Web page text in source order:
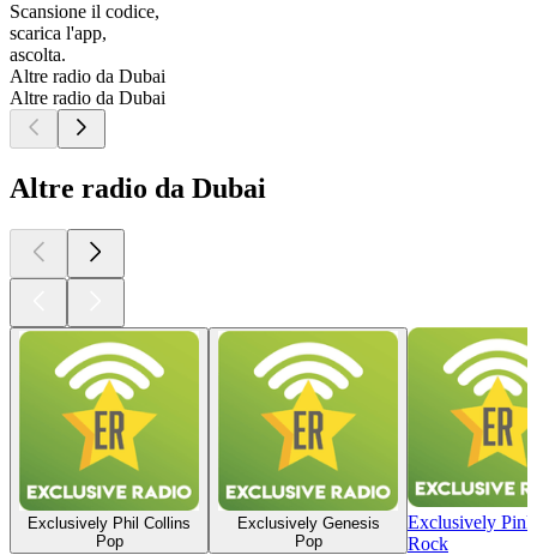
Scansione il codice,
scarica l'app,
ascolta.
Altre radio da Dubai
Altre radio da Dubai
Altre radio da Dubai
Exclusively Phil Collins
Pop
Exclusively Genesis
Pop
Exclusively
Rock